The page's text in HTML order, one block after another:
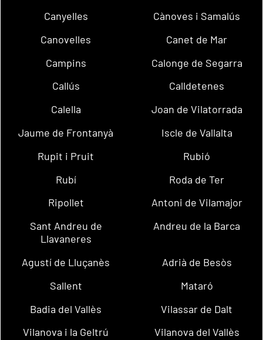
Canyelles
Cànoves i Samalús
Canovelles
Canet de Mar
Campins
Calonge de Segarra
Callús
Calldetenes
Calella
Joan de Vilatorrada
Jaume de Frontanyà
Iscle de Vallalta
Rupit i Pruit
Rubió
Rubí
Roda de Ter
Ripollet
Antoni de Vilamajor
Sant Andreu de
Llavaneres
Andreu de la Barca
Agustí de Lluçanès
Adrià de Besòs
Sallent
Mataró
Badia del Vallès
Vilassar de Dalt
Vilanova i la Geltrú
Vilanova del Vallès